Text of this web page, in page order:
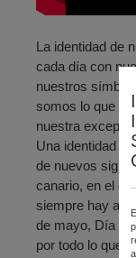
La identidad de
cada día con
nuestros
somos lo que
nuestra
Una identidad
de nuevos
canario, en el
siempre hay
de mayo, Día
por todo lo que